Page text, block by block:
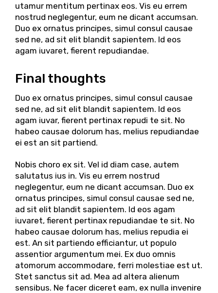
utamur mentitum pertinax eos. Vis eu errem
nostrud neglegentur, eum ne dicant accumsan.
Duo ex ornatus principes, simul consul causae
sed ne, ad sit elit blandit sapientem. Id eos
agam iuvaret, fierent repudiandae.
Final thoughts
Duo ex ornatus principes, simul consul causae
sed ne, ad sit elit blandit sapientem. Id eos
agam iuvar, fierent pertinax repudi te sit. No
habeo causae dolorum has, melius repudiandae
ei est an sit partiend.
Nobis choro ex sit. Vel id diam case, autem
salutatus ius in. Vis eu errem nostrud
neglegentur, eum ne dicant accumsan. Duo ex
ornatus principes, simul consul causae sed ne,
ad sit elit blandit sapientem. Id eos agam
iuvaret, fierent pertinax repudiandae te sit. No
habeo causae dolorum has, melius repudia ei
est. An sit partiendo efficiantur, ut populo
assentior argumentum mei. Ex duo omnis
atomorum accommodare, ferri molestiae est ut.
Stet sanctus sit ad. Mea ad altera alienum
sensibus. Ne facer diceret eam, ex nulla invenire